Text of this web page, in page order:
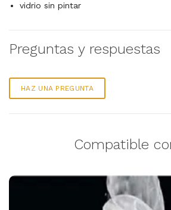
vidrio sin pintar
Preguntas y respuestas
HAZ UNA PREGUNTA
Compatible